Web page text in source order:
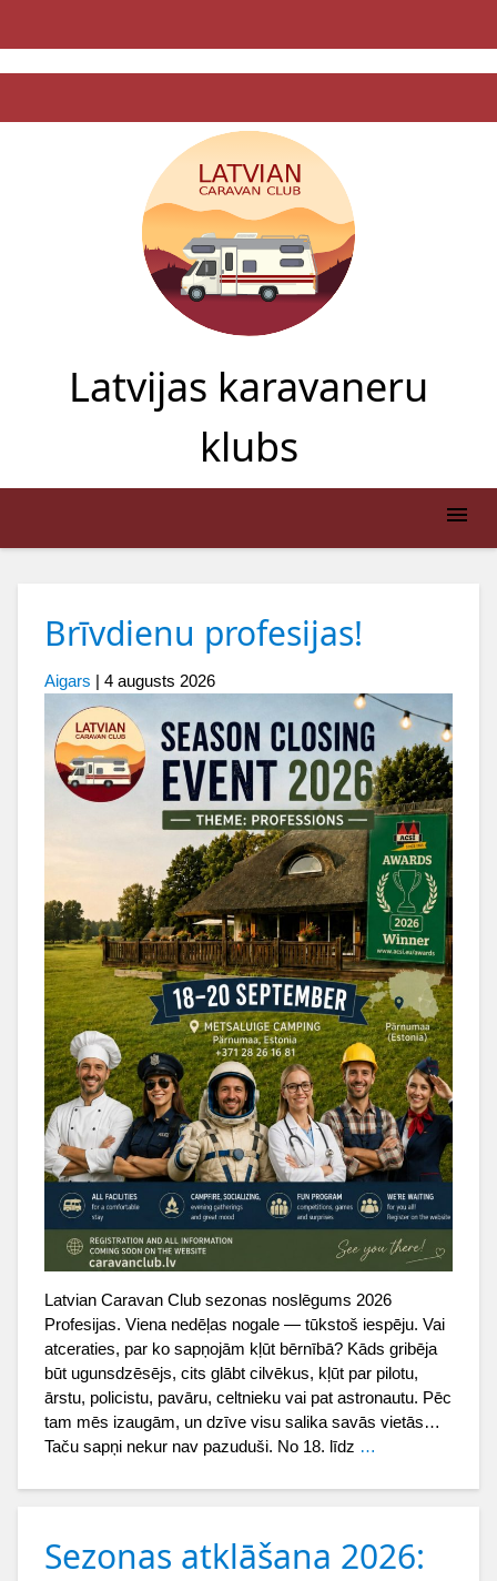
Latvijas karavaneru
klubs
Brīvdienu profesijas!
Aigars | 4 augusts 2026
Latvian Caravan Club sezonas noslēgums 2026
Profesijas. Viena nedēļas nogale — tūkstoš iespēju. Vai
atceraties, par ko sapņojām kļūt bērnībā? Kāds gribēja
būt ugunsdzēsējs, cits glābt cilvēkus, kļūt par pilotu,
ārstu, policistu, pavāru, celtnieku vai pat astronautu. Pēc
tam mēs izaugām, un dzīve visu salika savās vietās…
Taču sapņi nekur nav pazuduši. No 18. līdz …
Sezonas atklāšana 2026: